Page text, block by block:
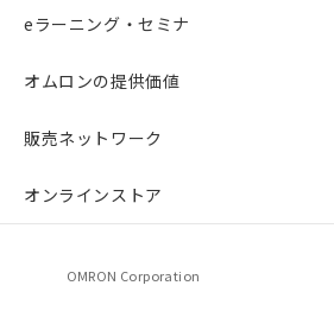
eラーニング・セミナ
オムロンの提供価値
販売ネットワーク
オンラインストア
OMRON Corporation